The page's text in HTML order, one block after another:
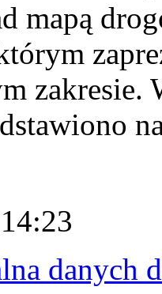
mapą
zakresie.
danych